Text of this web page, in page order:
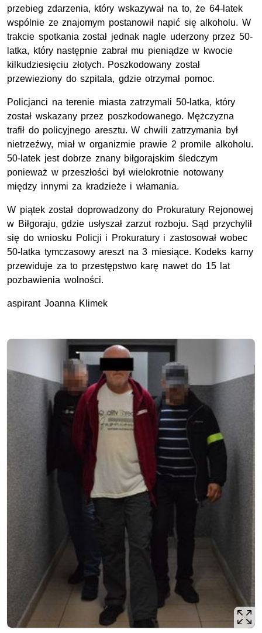
przebieg zdarzenia, który wskazywał na to, że 64-latek
wspólnie ze znajomym postanowił napić się alkoholu. W
trakcie spotkania został jednak nagle uderzony przez 50-
latka, który następnie zabrał mu pieniądze w kwocie
kilkudziesięciu złotych. Poszkodowany został
przewieziony do szpitala, gdzie otrzymał pomoc.
Policjanci na terenie miasta zatrzymali 50-latka, który
został wskazany przez poszkodowanego. Mężczyzna
trafił do policyjnego aresztu. W chwili zatrzymania był
nietrzeźwy, miał w organizmie prawie 2 promile alkoholu.
50-latek jest dobrze znany biłgorajskim śledczym
ponieważ w przeszłości był wielokrotnie notowany
między innymi za kradzieże i włamania.
W piątek został doprowadzony do Prokuratury Rejonowej
w Biłgoraju, gdzie usłyszał zarzut rozboju. Sąd przychylił
się do wniosku Policji i Prokuratury i zastosował wobec
50-latka tymczasowy areszt na 3 miesiące. Kodeks karny
przewiduje za to przestępstwo karę nawet do 15 lat
pozbawienia wolności.
aspirant Joanna Klimek